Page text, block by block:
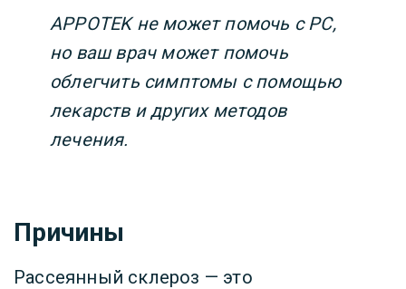
APPOTEK не может помочь с РС,
но ваш врач может помочь
облегчить симптомы с помощью
лекарств и других методов
лечения.
Причины
Рассеянный склероз — это